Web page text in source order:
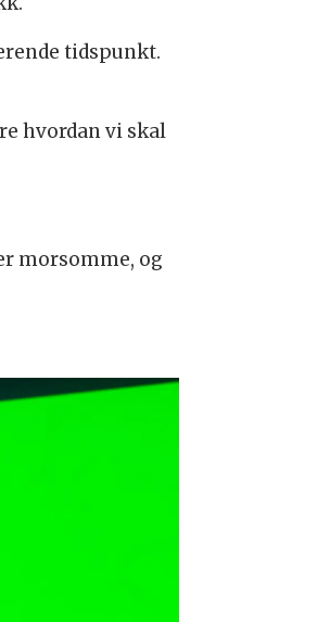
tidspunkt.
hvordan vi skal
morsomme, og